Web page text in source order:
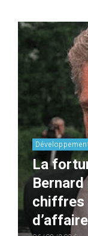
La
Bernard
chiffres